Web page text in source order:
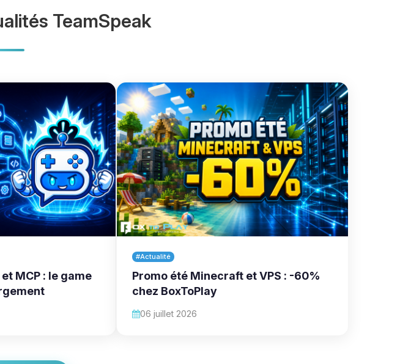
TeamSpeak
MCP : le game
#Actualité
Promo été Minecraft et VPS : -60%
chez BoxToPlay
06 juillet 2026